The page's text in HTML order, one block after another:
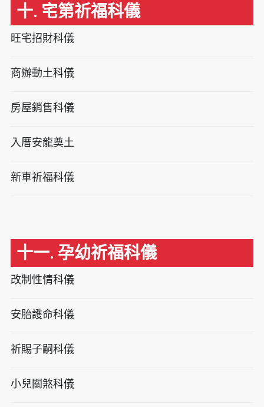
十. 宅第祈福科儀
旺宅招財科儀
商辦動土科儀
房屋銷售科儀
入厝安龍奠土
新車祈福科儀
十一. 孕幼祈福科儀
改制性情科儀
安胎護命科儀
祈賜子嗣科儀
小兒關煞科儀